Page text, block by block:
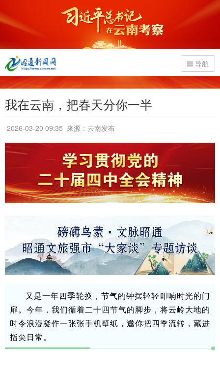
导航
我在云南，把春天分你一半
2026-03-20 09:35 来源：云南发布
又是一年四季轮换，节气的钟摆轻轻叩响时光的门
扉。今年，我们循着二十四节气的脚步，将云岭大地的
时令浪漫凝作一张张手机壁纸，邀你把四季流转，藏进
指尖日常。